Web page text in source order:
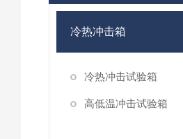
冷热冲击箱
冷热冲击试验箱
高低温冲击试验箱